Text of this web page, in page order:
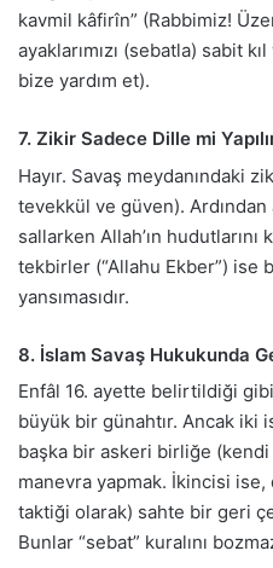
kavmil kâfirîn” (Rabbimiz!
ayaklarımızı (sebatla) sabit
bize yardım et).
7. Zikir Sadece Dille mi
Hayır. Savaş meydanındaki
tevekkül ve güven).
sallarken Allah’ın hudutlarını
tekbirler (“Allahu Ekber”) ise
yansımasıdır.
8. İslam Savaş Hukukunda
Enfâl 16. ayette belirtildiği
büyük bir günahtır. Ancak iki
başka bir askeri birliğe
manevra yapmak. İkincisi ise,
taktiği olarak) sahte bir geri
Bunlar “sebat” kuralını